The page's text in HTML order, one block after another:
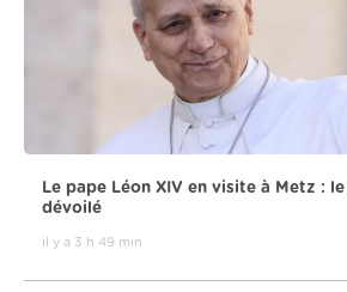
Le pape Léon XIV en visite à Metz :
dévoilé
il y a 3 h 49 min